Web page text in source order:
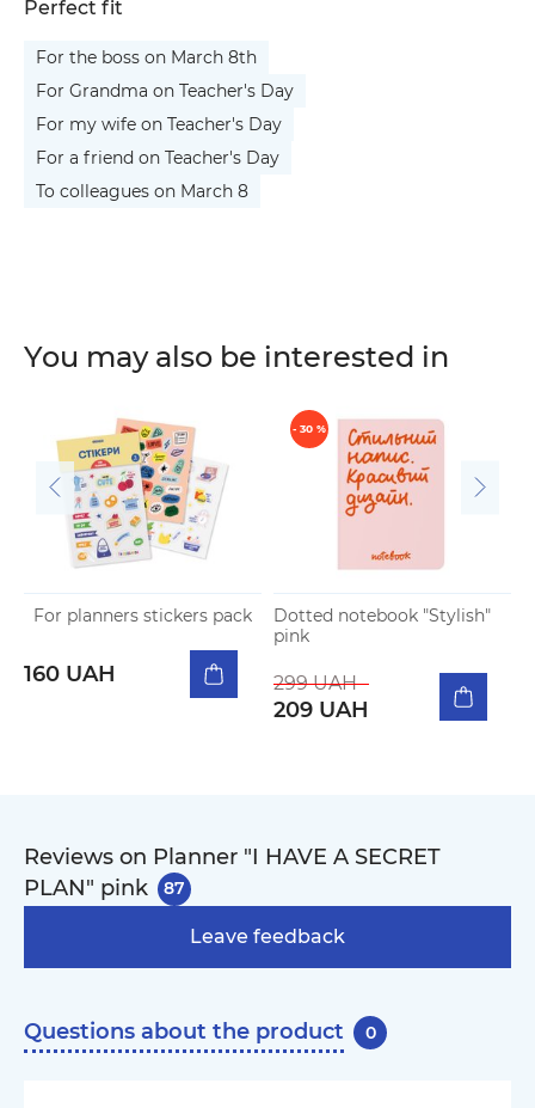
Perfect fit
For the boss on March 8th
For Grandma on Teacher's Day
For my wife on Teacher's Day
For a friend on Teacher's Day
To colleagues on March 8
You may also be interested in
For planners stickers pack
160 UAH
- 30 %
Dotted notebook "Stylish"
pink
299 UAH
209 UAH
Reviews on Planner "I HAVE A SECRET
PLAN" pink
87
Leave feedback
Questions about the product 0